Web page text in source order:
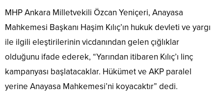
MHP Ankara Milletvekili Özcan Yeniçeri, Anayasa
Mahkemesi Başkanı Haşim Kılıç’ın hukuk devleti ve yargı
ile ilgili eleştirilerinin vicdanından gelen çığlıklar
olduğunu ifade ederek, “Yarından itibaren Kılıç’ı linç
kampanyası başlatacaklar. Hükümet ve AKP paralel
yerine Anayasa Mahkemesi’ni koyacaktır” dedi.